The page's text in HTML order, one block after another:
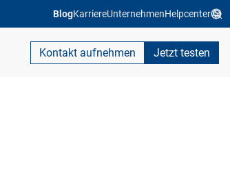
BlogKarriereUnternehmenHelpcenter
Kontakt aufnehmen Jetzt testen